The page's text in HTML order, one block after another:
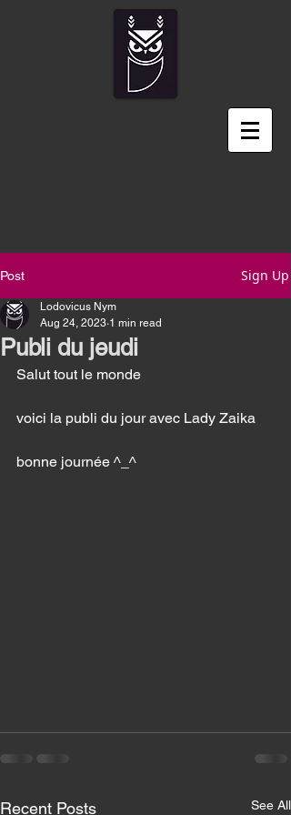
Post Sign Up
Publi du jeudi
Lodovicus Nym
Aug 24, 2023 1 min read
Salut tout le monde
voici la publi du jour avec Lady Zaika
bonne journée ^_^
Recent Posts See All